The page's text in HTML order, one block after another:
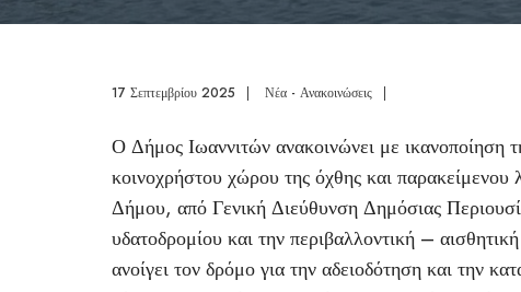
17 Σεπτεμβρίου 2025 | Νέα - Ανακοινώσεις |
Ο Δήμος Ιωαννιτών ανακοινώνει με
κοινοχρήστου χώρου της όχθης και
Δήμου, από Γενική Διεύθυνση Δημόσιας
υδατοδρομίου και την περιβαλλοντική –
ανοίγει τον δρόμο για την αδειοδότηση και την